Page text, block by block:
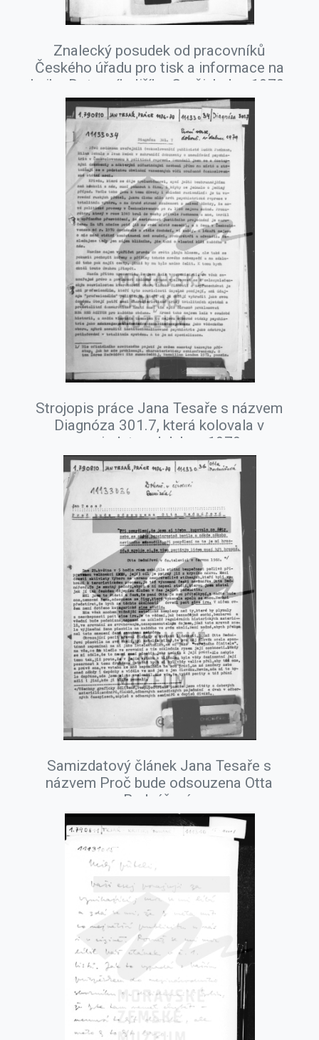
Znalecký posudek od pracovníků
Českého úřadu pro tisk a informace na
knihu Dotazník Jiřího Gruši, leden 1979.
Strojopis práce Jana Tesaře s názvem
Diagnóza 301.7, která kolovala v
samizdatu od dubna 1979.
Samizdatový článek Jana Tesaře s
názvem Proč bude odsouzena Otta
Bednářová.